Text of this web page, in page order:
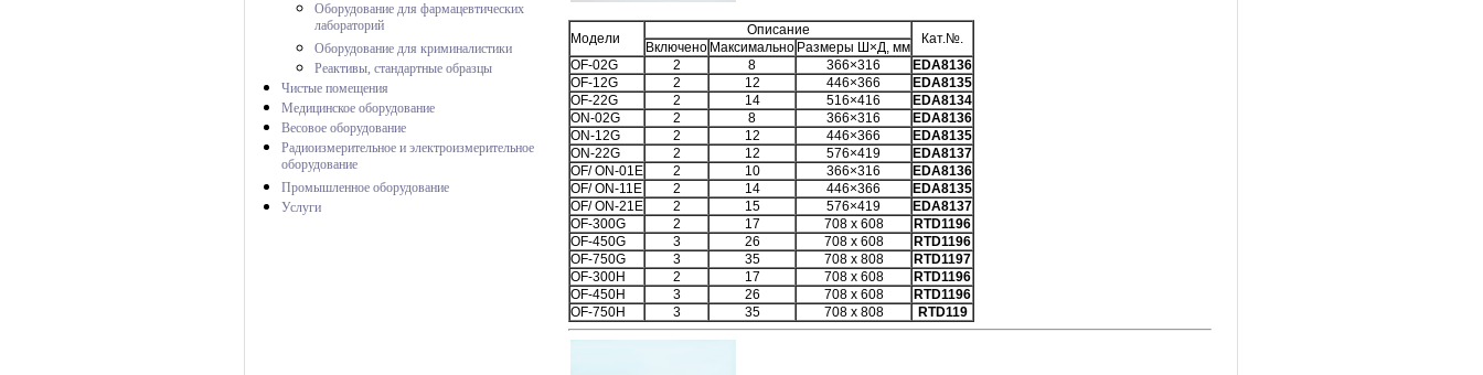
Оборудование для фармацевтических
лабораторий
Оборудование для криминалистики
Реактивы, стандартные образцы
Чистые помещения
Медицинское оборудование
Весовое оборудование
Радиоизмерительное и электроизмерительное
оборудование
Промышленное оборудование
Услуги
Модели
Описание
Кат.№.
Включено Максимально Размеры Ш×Д, мм
OF-02G
2 8 366×316
EDA8136
OF-12G
2 12 446×366
EDA8135
OF-22G
2 14 516×416
EDA8134
ON-02G
2 8 366×316
EDA8136
ON-12G
2 12 446×366
EDA8135
ON-22G
2 12 576×419
EDA8137
OF/ ON-01E
2 10 366×316
EDA8136
OF/ ON-11E
2 14 446×366
EDA8135
OF/ ON-21E
2 15 576×419
EDA8137
OF-300G
2 17 708 x 608
RTD1196
OF-450G
3 26 708 x 608
RTD1196
OF-750G
3 35 708 x 808
RTD1197
OF-300H
2 17 708 x 608
RTD1196
OF-450H
3 26 708 x 608
RTD1196
OF-750H
3 35 708 x 808 RTD119